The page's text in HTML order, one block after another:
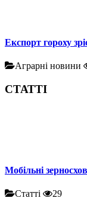
Експорт гороху
Аграрні новини
СТАТТІ
Мобільні
Статті 29